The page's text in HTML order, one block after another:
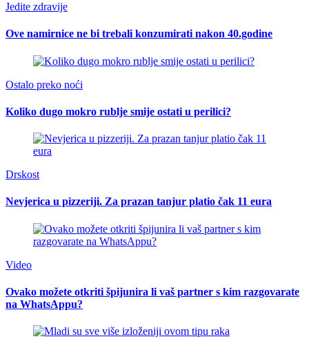
Jedite zdravije
Ove namirnice ne bi trebali konzumirati nakon 40.godine
Ostalo preko noći
Koliko dugo mokro rublje smije ostati u perilici?
Drskost
Nevjerica u pizzeriji. Za prazan tanjur platio čak 11 eura
Video
Ovako možete otkriti špijunira li vaš partner s kim razgovarate
na WhatsAppu?